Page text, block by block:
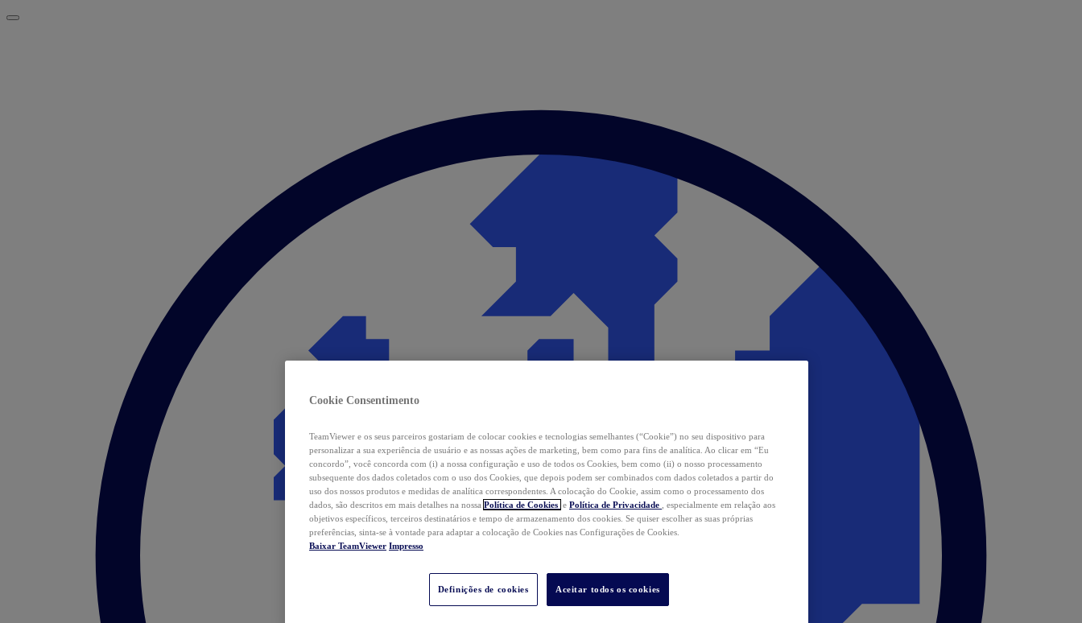
Cookie Consentimento
TeamViewer e os seus parceiros gostariam de colocar cookies e tecnologias semelhantes (“Cookie”) no seu dispositivo para
personalizar a sua experiência de usuário e as nossas ações de marketing, bem como para fins de analítica. Ao clicar em “Eu
concordo”, você concorda com (i) a nossa configuração e uso de todos os Cookies, bem como (ii) o nosso processamento
subsequente dos dados coletados com o uso dos Cookies, que depois podem ser combinados com dados coletados a partir do
uso dos nossos produtos e medidas de analítica correspondentes. A colocação do Cookie, assim como o processamento dos
dados, são descritos em mais detalhes na nossa Política de Cookies e Política de Privacidade
, especialmente em relação aos
objetivos específicos, terceiros destinatários e tempo de armazenamento dos cookies. Se quiser escolher as suas próprias
preferências, sinta-se à vontade para adaptar a colocação de Cookies nas Configurações de Cookies.
Baixar TeamViewer Impresso
Definições de cookies Aceitar todos os cookies